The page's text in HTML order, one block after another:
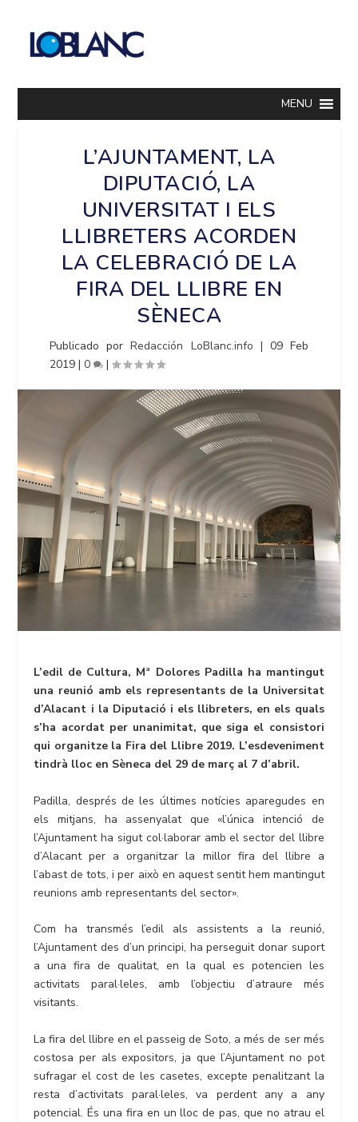
MENU
L’AJUNTAMENT, LA
DIPUTACIÓ, LA
UNIVERSITAT I ELS
LLIBRETERS ACORDEN
LA CELEBRACIÓ DE LA
FIRA DEL LLIBRE EN
SÈNECA
Publicado porRedacción LoBlanc.info | 09 Feb
2019 |0 |
L’edil de Cultura, Mª Dolores Padilla ha mantingut
una reunió amb els representants de la Universitat
d’Alacant i la Diputació i els llibreters, en els quals
s’ha acordat per unanimitat, que siga el consistori
qui organitze la Fira del Llibre 2019. L’esdeveniment
tindrà lloc en Sèneca del 29 de març al 7 d’abril.
Padilla, després de les últimes notícies aparegudes en
els mitjans, ha assenyalat que «l’única intenció de
l’Ajuntament ha sigut col·laborar amb el sector del llibre
d’Alacant per a organitzar la millor fira del llibre a
l’abast de tots, i per això en aquest sentit hem mantingut
reunions amb representants del sector».
Com ha transmés l’edil als assistents a la reunió,
l’Ajuntament des d’un principi, ha perseguit donar suport
a una fira de qualitat, en la qual es potencien les
activitats paral·leles, amb l’objectiu d’atraure més
visitants.
La fira del llibre en el passeig de Soto, a més de ser més
costosa per als expositors, ja que l’Ajuntament no pot
sufragar el cost de les casetes, excepte penalitzant la
resta d’activitats paral·leles, va perdent any a any
potencial. És una fira en un lloc de pas, que no atrau el